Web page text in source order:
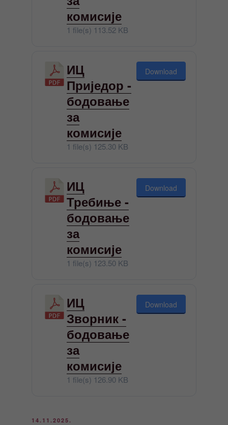
комисије
1 file(s) 113.52 KB
ИЦ
Приједор -
бодовање
за
комисије
1 file(s) 125.30 KB
Download
ИЦ
Требиње -
бодовање
за
комисије
1 file(s) 123.50 KB
Download
ИЦ
Зворник -
бодовање
за
комисије
1 file(s) 126.90 KB
Download
ОБЈАВЉЕНО
14.11.2025.